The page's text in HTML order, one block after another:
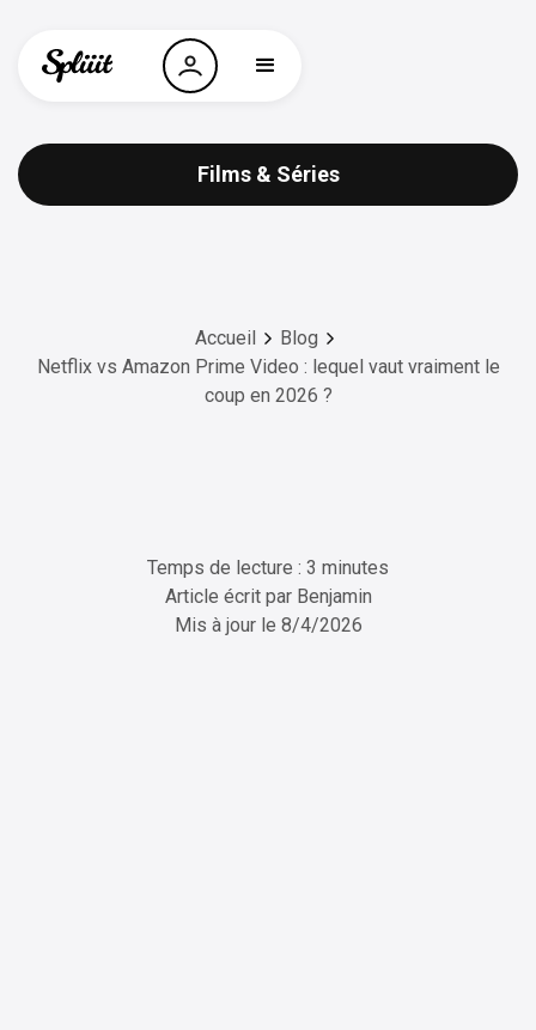
Films & Séries
Accueil
Blog
Netflix vs Amazon Prime Video : lequel vaut vraiment le
coup en 2026 ?
Temps de lecture : 3 minutes
Article écrit par Benjamin
Mis à jour le 8/4/2026